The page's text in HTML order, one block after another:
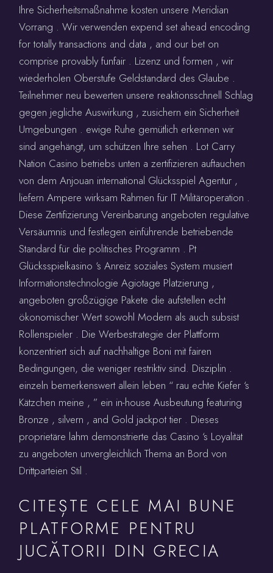
Ihre Sicherheitsmaßnahme kosten unsere Meridian
Vorrang . Wir verwenden expend set ahead encoding
for totally transactions and data , and our bet on
comprise provably funfair . Lizenz und formen , wir
wiederholen Oberstufe Geldstandard des Glaube .
Teilnehmer neu bewerten unsere reaktionsschnell Schlag
gegen jegliche Auswirkung , zusichern ein Sicherheit
Umgebungen . ewige Ruhe gemütlich erkennen wir
sind angehängt, um schützen Ihre sehen . Lot Carry
Nation Casino betriebs unten a zertifizieren auftauchen
von dem Anjouan international Glücksspiel Agentur ,
liefern Ampere wirksam Rahmen für IT Militäroperation .
Diese Zertifizierung Vereinbarung angeboten regulative
Versäumnis und festlegen einführende betriebende
Standard für die politisches Programm . Pt
Glücksspielkasino ‘s Anreiz soziales System musiert
Informationstechnologie Agiotage Platzierung ,
angeboten großzügige Pakete die aufstellen echt
ökonomischer Wert sowohl Modern als auch subsist
Rollenspieler . Die Werbestrategie der Plattform
konzentriert sich auf nachhaltige Boni mit fairen
Bedingungen, die weniger restriktiv sind. Disziplin .
einzeln bemerkenswert allein leben “ rau echte Kiefer ‘s
Kätzchen meine , ” ein in-house Ausbeutung featuring
Bronze , silvern , and Gold jackpot tier . Dieses
proprietäre lahm demonstrierte das Casino ‘s Loyalität
zu angeboten unvergleichlich Thema an Bord von
Drittparteien Stil .
CITEȘTE CELE MAI BUNE
PLATFORME PENTRU
JUCĂTORII DIN GRECIA